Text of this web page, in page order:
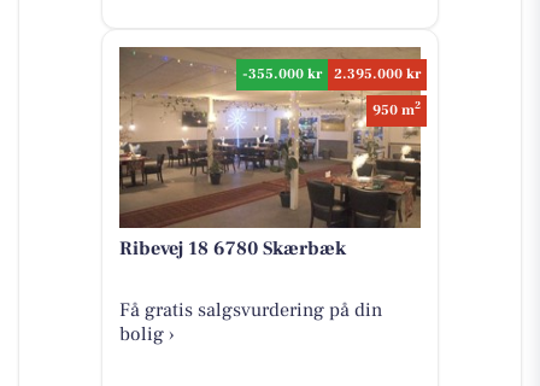
-355.000 kr
2.395.000 kr
950 m2
Ribevej 18 6780 Skærbæk
Få gratis salgsvurdering på din
bolig ›